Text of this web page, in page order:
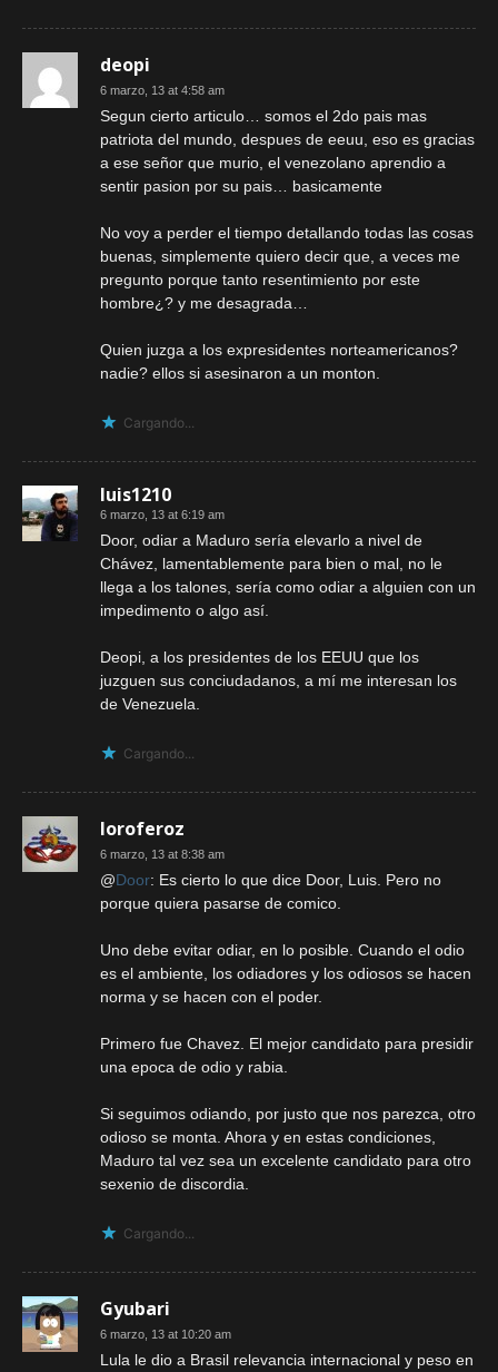
deopi
6 marzo, 13 at 4:58 am
Segun cierto articulo… somos el 2do pais mas
patriota del mundo, despues de eeuu, eso es gracias
a ese señor que murio, el venezolano aprendio a
sentir pasion por su pais… basicamente
No voy a perder el tiempo detallando todas las cosas
buenas, simplemente quiero decir que, a veces me
pregunto porque tanto resentimiento por este
hombre¿? y me desagrada…
Quien juzga a los expresidentes norteamericanos?
nadie? ellos si asesinaron a un monton.
Cargando...
luis1210
6 marzo, 13 at 6:19 am
Door, odiar a Maduro sería elevarlo a nivel de
Chávez, lamentablemente para bien o mal, no le
llega a los talones, sería como odiar a alguien con un
impedimento o algo así.
Deopi, a los presidentes de los EEUU que los
juzguen sus conciudadanos, a mí me interesan los
de Venezuela.
Cargando...
loroferoz
6 marzo, 13 at 8:38 am
@Door: Es cierto lo que dice Door, Luis. Pero no
porque quiera pasarse de comico.
Uno debe evitar odiar, en lo posible. Cuando el odio
es el ambiente, los odiadores y los odiosos se hacen
norma y se hacen con el poder.
Primero fue Chavez. El mejor candidato para presidir
una epoca de odio y rabia.
Si seguimos odiando, por justo que nos parezca, otro
odioso se monta. Ahora y en estas condiciones,
Maduro tal vez sea un excelente candidato para otro
sexenio de discordia.
Cargando...
Gyubari
6 marzo, 13 at 10:20 am
Lula le dio a Brasil relevancia internacional y peso en